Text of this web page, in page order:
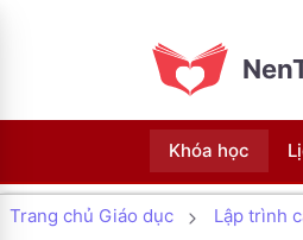
Khóa học
Trang chủ Giáo dục Lập trình